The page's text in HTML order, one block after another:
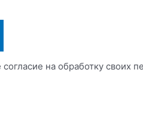
на обработку своих